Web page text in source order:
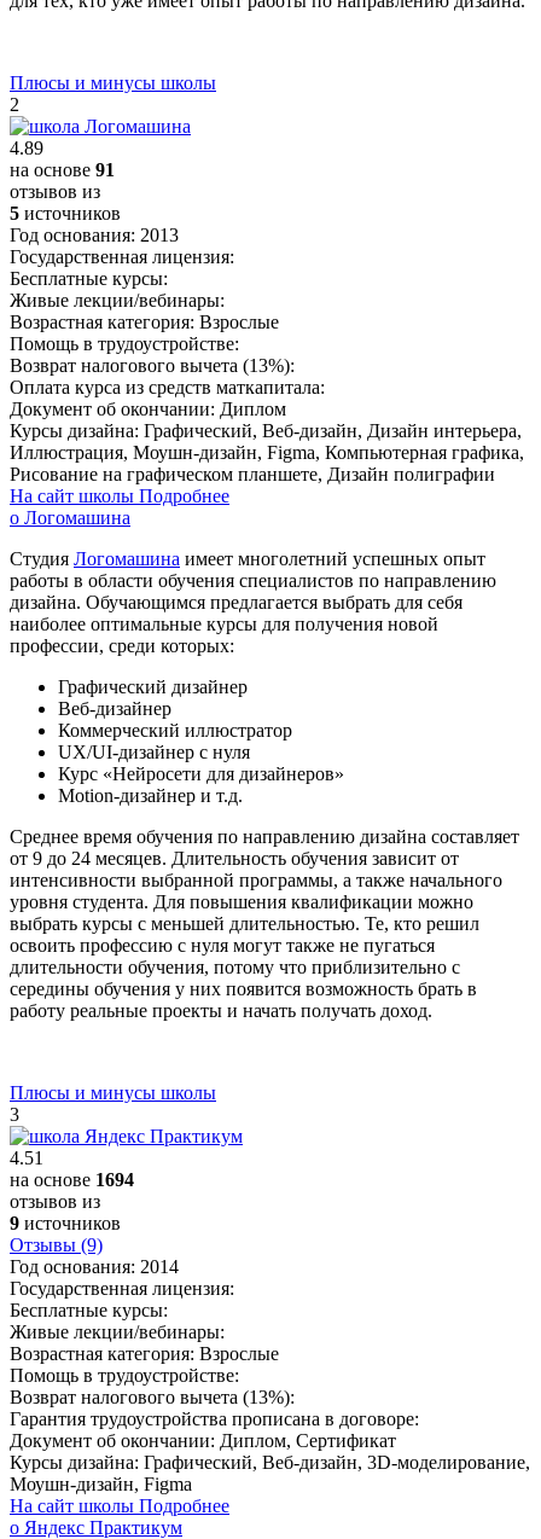
Плюсы и минусы школы
2
4.89
на основе 91
отзывов из
5 источников
Год основания: 2013
Государственная лицензия:
Бесплатные курсы:
Живые лекции/вебинары:
Возрастная категория: Взрослые
Помощь в трудоустройстве:
Возврат налогового вычета (13%):
Оплата курса из средств маткапитала:
Документ об окончании: Диплом
Курсы дизайна: Графический, Веб-дизайн, Дизайн интерьера,
Иллюстрация, Моушн-дизайн, Figma, Компьютерная графика,
Рисование на графическом планшете, Дизайн полиграфии
На сайт школы Подробнее
о Логомашина
Студия Логомашина имеет многолетний успешных опыт
работы в области обучения специалистов по направлению
дизайна. Обучающимся предлагается выбрать для себя
наиболее оптимальные курсы для получения новой
профессии, среди которых:
Графический дизайнер
Веб-дизайнер
Коммерческий иллюстратор
UX/UI-дизайнер с нуля
Курс «Нейросети для дизайнеров»
Motion-дизайнер и т.д.
Среднее время обучения по направлению дизайна составляет
от 9 до 24 месяцев. Длительность обучения зависит от
интенсивности выбранной программы, а также начального
уровня студента. Для повышения квалификации можно
выбрать курсы с меньшей длительностью. Те, кто решил
освоить профессию с нуля могут также не пугаться
длительности обучения, потому что приблизительно с
середины обучения у них появится возможность брать в
работу реальные проекты и начать получать доход.
Плюсы и минусы школы
3
4.51
на основе 1694
отзывов из
9 источников
Отзывы (9)
Год основания: 2014
Государственная лицензия:
Бесплатные курсы:
Живые лекции/вебинары:
Возрастная категория: Взрослые
Помощь в трудоустройстве:
Возврат налогового вычета (13%):
Гарантия трудоустройства прописана в договоре:
Документ об окончании: Диплом, Сертификат
Курсы дизайна: Графический, Веб-дизайн, 3D-моделирование,
Моушн-дизайн, Figma
На сайт школы Подробнее
о Яндекс Практикум